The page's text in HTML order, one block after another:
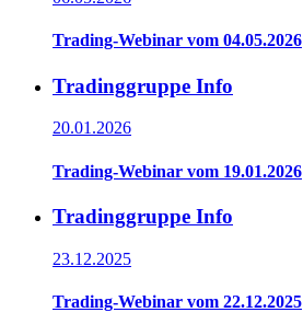
Trading-Webinar vom 04.05.2026
Tradinggruppe Info
20.01.2026
Trading-Webinar vom 19.01.2026
Tradinggruppe Info
23.12.2025
Trading-Webinar vom 22.12.2025